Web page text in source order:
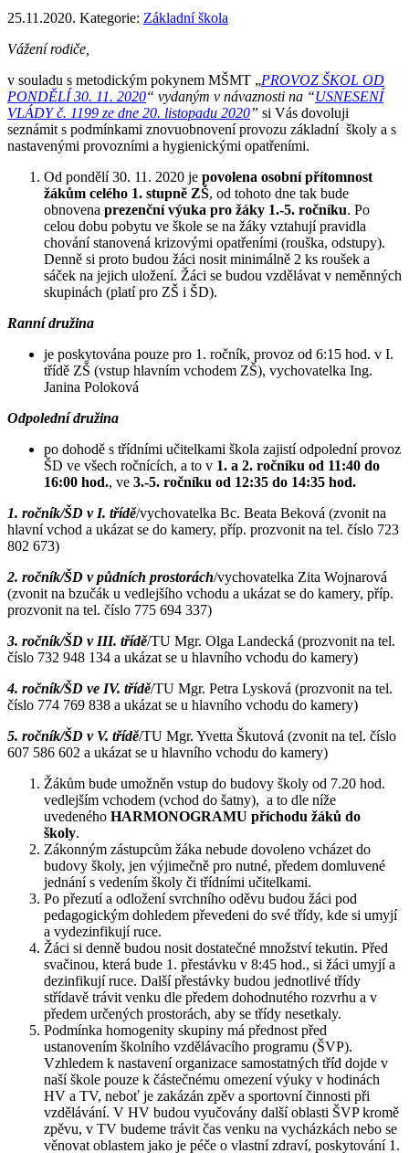
25.11.2020. Kategorie: Základní škola
Vážení rodiče,
v souladu s metodickým pokynem MŠMT „PROVOZ ŠKOL OD
PONDĚLÍ 30. 11. 2020“ vydaným v návaznosti na “USNESENÍ
VLÁDY č. 1199 ze dne 20. listopadu 2020” si Vás dovoluji
seznámit s podmínkami znovuobnovení provozu základní školy a s
nastavenými provozními a hygienickými opatřeními.
Od pondělí 30. 11. 2020 je povolena osobní přítomnost
žákům celého 1. stupně ZŠ, od tohoto dne tak bude
obnovena prezenční výuka pro žáky 1.-5. ročníku. Po
celou dobu pobytu ve škole se na žáky vztahují pravidla
chování stanovená krizovými opatřeními (rouška, odstupy).
Denně si proto budou žáci nosit minimálně 2 ks roušek a
sáček na jejich uložení. Žáci se budou vzdělávat v neměnných
skupinách (platí pro ZŠ i ŠD).
Ranní družina
je poskytována pouze pro 1. ročník, provoz od 6:15 hod. v I.
třídě ZŠ (vstup hlavním vchodem ZŠ), vychovatelka Ing.
Janina Poloková
Odpolední družina
po dohodě s třídními učitelkami škola zajistí odpolední provoz
ŠD ve všech ročnících, a to v 1. a 2. ročníku od 11:40 do
16:00 hod., ve 3.-5. ročníku od 12:35 do 14:35 hod.
1. ročník/ŠD v I. třídě/vychovatelka Bc. Beata Beková (zvonit na
hlavní vchod a ukázat se do kamery, příp. prozvonit na tel. číslo 723
802 673)
2. ročník/ŠD v půdních prostorách/vychovatelka Zita Wojnarová
(zvonit na bzučák u vedlejšího vchodu a ukázat se do kamery, příp.
prozvonit na tel. číslo 775 694 337)
3. ročník/ŠD v III. třídě/TU Mgr. Olga Landecká (prozvonit na tel.
číslo 732 948 134 a ukázat se u hlavního vchodu do kamery)
4. ročník/ŠD ve IV. třídě/TU Mgr. Petra Lysková (prozvonit na tel.
číslo 774 769 838 a ukázat se u hlavního vchodu do kamery)
5. ročník/ŠD v V. třídě/TU Mgr. Yvetta Škutová (zvonit na tel. číslo
607 586 602 a ukázat se u hlavního vchodu do kamery)
Žákům bude umožněn vstup do budovy školy od 7.20 hod.
vedlejším vchodem (vchod do šatny), a to dle níže
uvedeného HARMONOGRAMU příchodu žáků do
školy.
Zákonným zástupcům žáka nebude dovoleno vcházet do
budovy školy, jen výjimečně pro nutné, předem domluvené
jednání s vedením školy či třídními učitelkami.
Po přezutí a odložení svrchního oděvu budou žáci pod
pedagogickým dohledem převedeni do své třídy, kde si umyjí
a vydezinfikují ruce.
Žáci si denně budou nosit dostatečné množství tekutin. Před
svačinou, která bude 1. přestávku v 8:45 hod., si žáci umyjí a
dezinfikují ruce. Další přestávky budou jednotlivé třídy
střídavě trávit venku dle předem dohodnutého rozvrhu a v
předem určených prostorách, aby se třídy nesetkaly.
Podmínka homogenity skupiny má přednost před
ustanovením školního vzdělávacího programu (ŠVP).
Vzhledem k nastavení organizace samostatných tříd dojde v
naší škole pouze k částečnému omezení výuky v hodinách
HV a TV, neboť je zakázán zpěv a sportovní činnosti při
vzdělávání. V HV budou vyučovány další oblasti ŠVP kromě
zpěvu, v TV budeme trávit čas venku na vycházkách nebo se
věnovat oblastem jako je péče o vlastní zdraví, poskytování 1.